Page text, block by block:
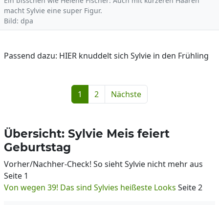
macht Sylvie eine super Figur.
Bild: dpa
Passend dazu: HIER knuddelt sich Sylvie in den Frühling
1 2 Nächste
Übersicht: Sylvie Meis feiert
Geburtstag
Vorher/Nachher-Check! So sieht Sylvie nicht mehr aus
Seite 1
Von wegen 39! Das sind Sylvies heißeste Looks Seite 2